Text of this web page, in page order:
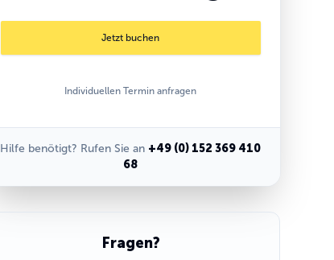
Jetzt buchen
Individuellen Termin anfragen
Hilfe benötigt? Rufen Sie an +49 (0) 152 369 410
68
Fragen?